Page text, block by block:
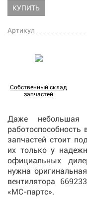
КУПИТЬ
Артикул
Собственный склад
запчастей
Даже
запчастей стоит
их только у
официальных
нужна
вентилятора
«МС-партс».